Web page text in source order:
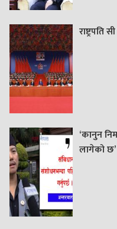
‘कानुन
लागेको